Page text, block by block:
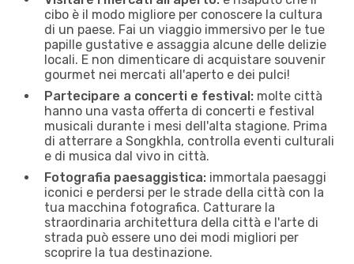
cibo è il modo migliore per conoscere la cultura
di un paese. Fai un viaggio immersivo per le tue
papille gustative e assaggia alcune delle delizie
locali. E non dimenticare di acquistare souvenir
gourmet nei mercati all'aperto e dei pulci!
Partecipare a concerti e festival: molte città
hanno una vasta offerta di concerti e festival
musicali durante i mesi dell'alta stagione. Prima
di atterrare a Songkhla, controlla eventi culturali
e di musica dal vivo in città.
Fotografia paesaggistica: immortala paesaggi
iconici e perdersi per le strade della città con la
tua macchina fotografica. Catturare la
straordinaria architettura della città e l'arte di
strada può essere uno dei modi migliori per
scoprire la tua destinazione.